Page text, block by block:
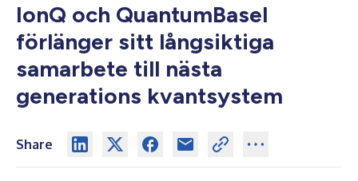
IonQ och QuantumBasel
förlänger sitt långsiktiga
samarbete till nästa
generations kvantsystem
Share